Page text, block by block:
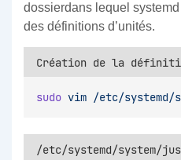
dossierdans lequel
des définitions d’unités.
Création de la
sudo vim /etc/systemd/
/etc/systemd/system/